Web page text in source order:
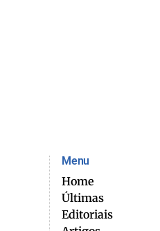
Menu
Home
Últimas
Editoriais